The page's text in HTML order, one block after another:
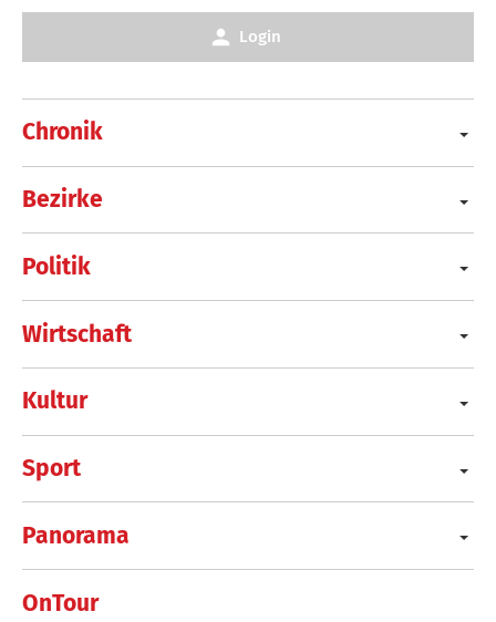
Chronik
Bezirke
Politik
Wirtschaft
Kultur
Sport
Panorama
OnTour
Login